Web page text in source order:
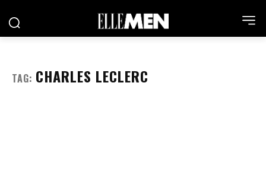
TAG: CHARLES LECLERC